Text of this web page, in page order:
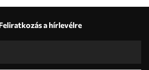
a hírlevélre